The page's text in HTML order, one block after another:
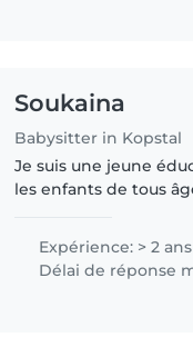
Soukaina
Babysitter in Kopstal
Je suis une jeune
les enfants de tous
compétences..
Expérience: > 2 ans
Délai de réponse